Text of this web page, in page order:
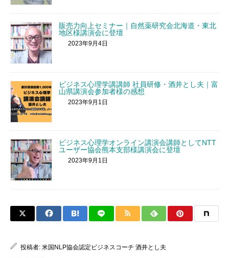
販売力向上セミナー｜自然薬研究会北海道・東北
地区様講演会に登壇
2023年9月4日
ビジネス心理学講講師 社員研修・酒井とし夫｜富
山県講演会参加者様の感想
2023年9月1日
ビジネス心理学オンライン講演会講師としてNTT
ユーザー協会熊本支部様講演会に登壇
2023年9月1日
投稿者: 米国NLP協会認定ビジネスコーチ 酒井とし夫